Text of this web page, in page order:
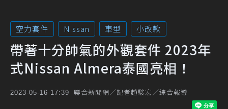
空力套件 Nissan 車型 小改款
帶著十分帥氣的外觀套件 2023年
式Nissan Almera泰國亮相！
2023-05-16 17:39 聯合新聞網／記者趙駿宏／綜合報導